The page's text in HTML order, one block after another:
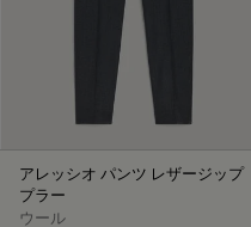
アレッシオ パンツ レザージップ
プラー
ウール